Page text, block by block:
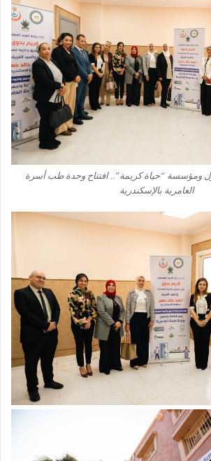
ومؤسسة “حياة كريمة”.. افتتاح وحدة طب أسرة
العامرية بالإسكندرية